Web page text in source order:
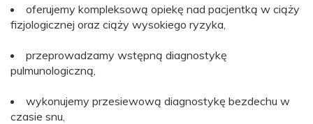
oferujemy kompleksową opiekę nad pacjentką w ciąży
fizjologicznej oraz ciąży wysokiego ryzyka,
przeprowadzamy wstępną diagnostykę
pulmunologiczną,
wykonujemy przesiewową diagnostykę bezdechu w
czasie snu,